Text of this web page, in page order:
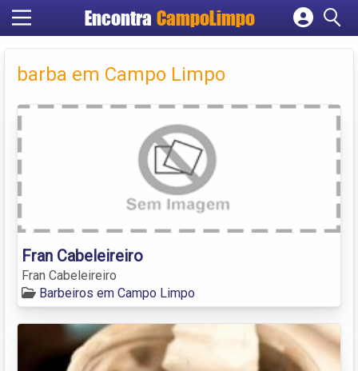
Encontra CampoLimpo
Cadastrar empresa
Criar conta
barba em Campo Limpo
Fran Cabeleireiro
Fran Cabeleireiro
Barbeiros em Campo Limpo